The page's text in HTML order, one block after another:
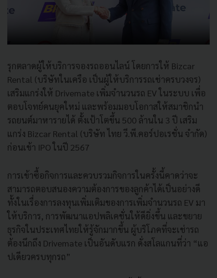
รุกตลาดผู้ให้บริการจองรถออนไลน์ โดยการให้ Bizcar
Rental (บริษัทในเครือ เป็นผู้ให้บริการรถเช่าครบวงจร)
เสริมแกร่งให้ Drivemate เพิ่มจำนวนรถ EV ในระบบ เพื่อ
ตอบโจทย์คนยุคใหม่ และพร้อมมอบโอกาสให้สมาชิกนำ
รถยนต์มาหารายได้ ตั้งเป้าโตขึ้น 500 ล้านใน 3 ปี เสริม
แกร่ง Bizcar Rental (บริษัท ไทย วี.พี.คอร์ปอเรชั่น จำกัด)
ก่อนเข้า IPO ในปี 2567
การเข้าซื้อกิจการและควบรวมกิจการในครั้งนี้คาดว่าจะ
สามารถตอบสนองความต้องการของลูกค้าได้เป็นอย่างดี
ทั้งในเรื่องการลงทุนเพิ่มเติมของการเพิ่มจำนวนรถ EV มา
ให้บริการ, การพัฒนาแอปพลิเคชั่นให้ดียิ่งขึ้น และขยาย
ธุรกิจในประเทศไทยให้รู้จักมากขึ้น ผู้บริโภคที่จะเช่ารถ
ต้องนึกถึง Drivemate เป็นอันดับแรก ดั่งสโลแกนที่ว่า “แอ
ปเดียวครบทุกรถ”